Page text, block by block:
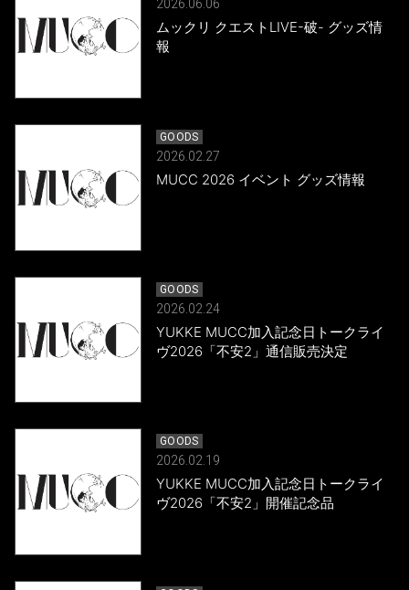
2026.06.06
ムックリ クエストLIVE-破- グッズ情
報
GOODS
2026.02.27
MUCC 2026 イベント グッズ情報
GOODS
2026.02.24
YUKKE MUCC加入記念日トークライ
ヴ2026「不安2」通信販売決定
GOODS
2026.02.19
YUKKE MUCC加入記念日トークライ
ヴ2026「不安2」開催記念品